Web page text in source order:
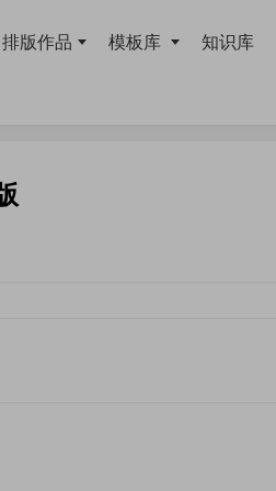
排版作品 模板库 知识库